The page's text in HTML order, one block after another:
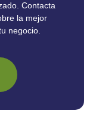
Contacta
la mejor
negocio.